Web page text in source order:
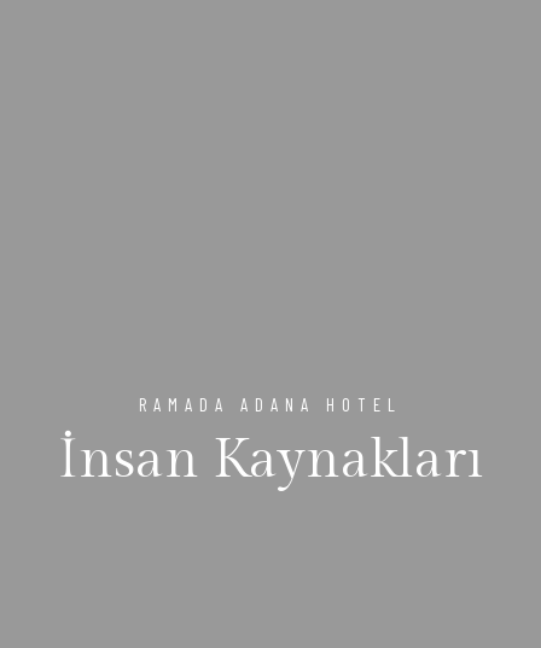
RAMADA ADANA HOTEL
İnsan Kaynakları